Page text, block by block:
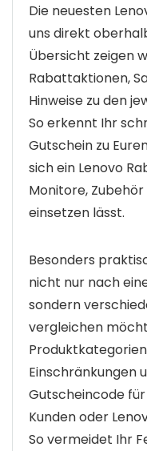
Die neuesten
uns direkt
Übersicht zeigen
Rabattaktionen,
Hinweise zu den
So erkennt Ihr
Gutschein zu
sich ein Lenovo
Monitore,
einsetzen lässt.
Besonders
nicht nur nach
sondern
vergleichen
Einschränkungen
Gutscheincode
Kunden oder
So vermeidet Ihr